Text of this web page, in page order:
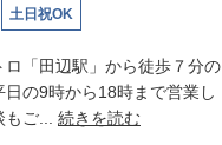
土日祝OK
「田辺駅」から徒歩７分の
の9時から18時まで営業し
ご... 続きを読む